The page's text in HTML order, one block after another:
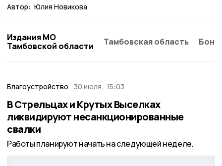
Автор: Юлия Новикова
Издания МО
Тамбовской области
Тамбовская область
Благоустройство 30 июля , 15:03
В Стрельцах и Крутых Выселках
ликвидируют несанкционированные
свалки
Работы планируют начать на следующей неделе.